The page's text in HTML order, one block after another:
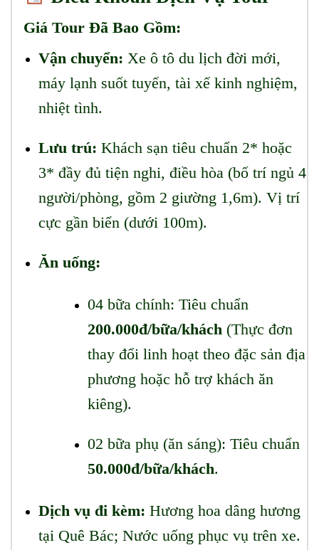
Giá Tour Đã Bao Gồm:
Vận chuyển: Xe ô tô du lịch đời mới,
máy lạnh suốt tuyến, tài xế kinh nghiệm,
nhiệt tình.
Lưu trú: Khách sạn tiêu chuẩn 2* hoặc
3* đầy đủ tiện nghi, điều hòa (bố trí ngủ 4
người/phòng, gồm 2 giường 1,6m). Vị trí
cực gần biển (dưới 100m).
Ăn uống:
04 bữa chính: Tiêu chuẩn
200.000đ/bữa/khách (Thực đơn
thay đổi linh hoạt theo đặc sản địa
phương hoặc hỗ trợ khách ăn
kiêng).
02 bữa phụ (ăn sáng): Tiêu chuẩn
50.000đ/bữa/khách.
Dịch vụ đi kèm: Hương hoa dâng hương
tại Quê Bác; Nước uống phục vụ trên xe.